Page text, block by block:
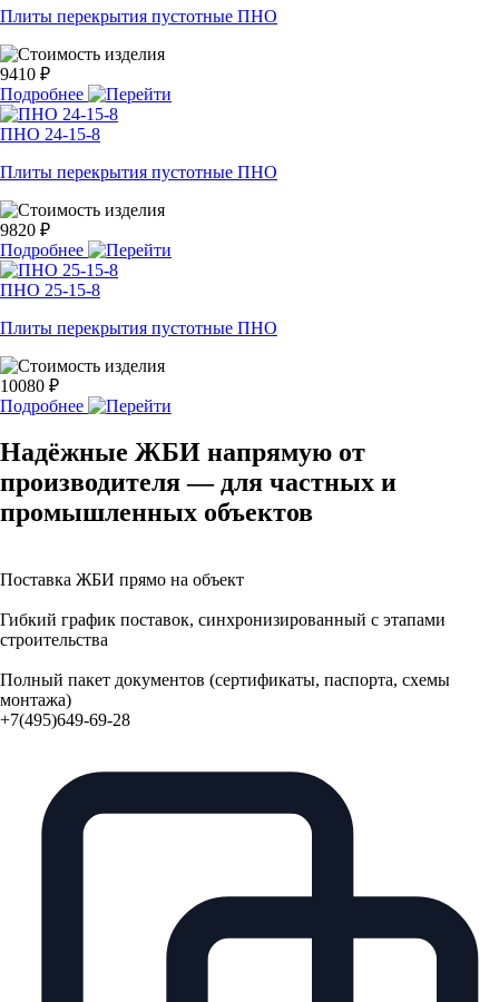
Плиты перекрытия пустотные ПНО
9410 ₽
Подробнее
ПНО 24-15-8
Плиты перекрытия пустотные ПНО
9820 ₽
Подробнее
ПНО 25-15-8
Плиты перекрытия пустотные ПНО
10080 ₽
Подробнее
Надёжные ЖБИ напрямую от
производителя — для частных и
промышленных объектов
Поставка ЖБИ прямо на объект
Гибкий график поставок, синхронизированный с этапами
строительства
Полный пакет документов (сертификаты, паспорта, схемы
монтажа)
+7(495)649-69-28